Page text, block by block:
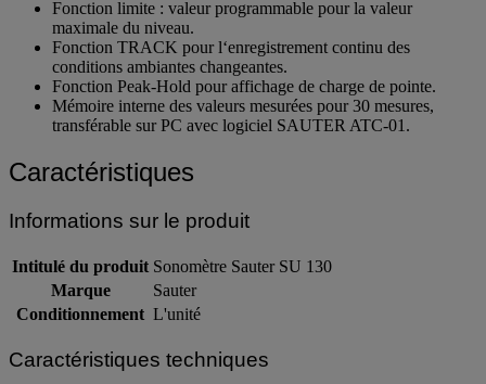
Fonction limite : valeur programmable pour la valeur
maximale du niveau.
Fonction TRACK pour l‘enregistrement continu des
conditions ambiantes changeantes.
Fonction Peak-Hold pour affichage de charge de pointe.
Mémoire interne des valeurs mesurées pour 30 mesures,
transférable sur PC avec logiciel SAUTER ATC-01.
Caractéristiques
Informations sur le produit
Intitulé du produit Sonomètre Sauter SU 130
Marque
Sauter
Conditionnement L'unité
Caractéristiques techniques